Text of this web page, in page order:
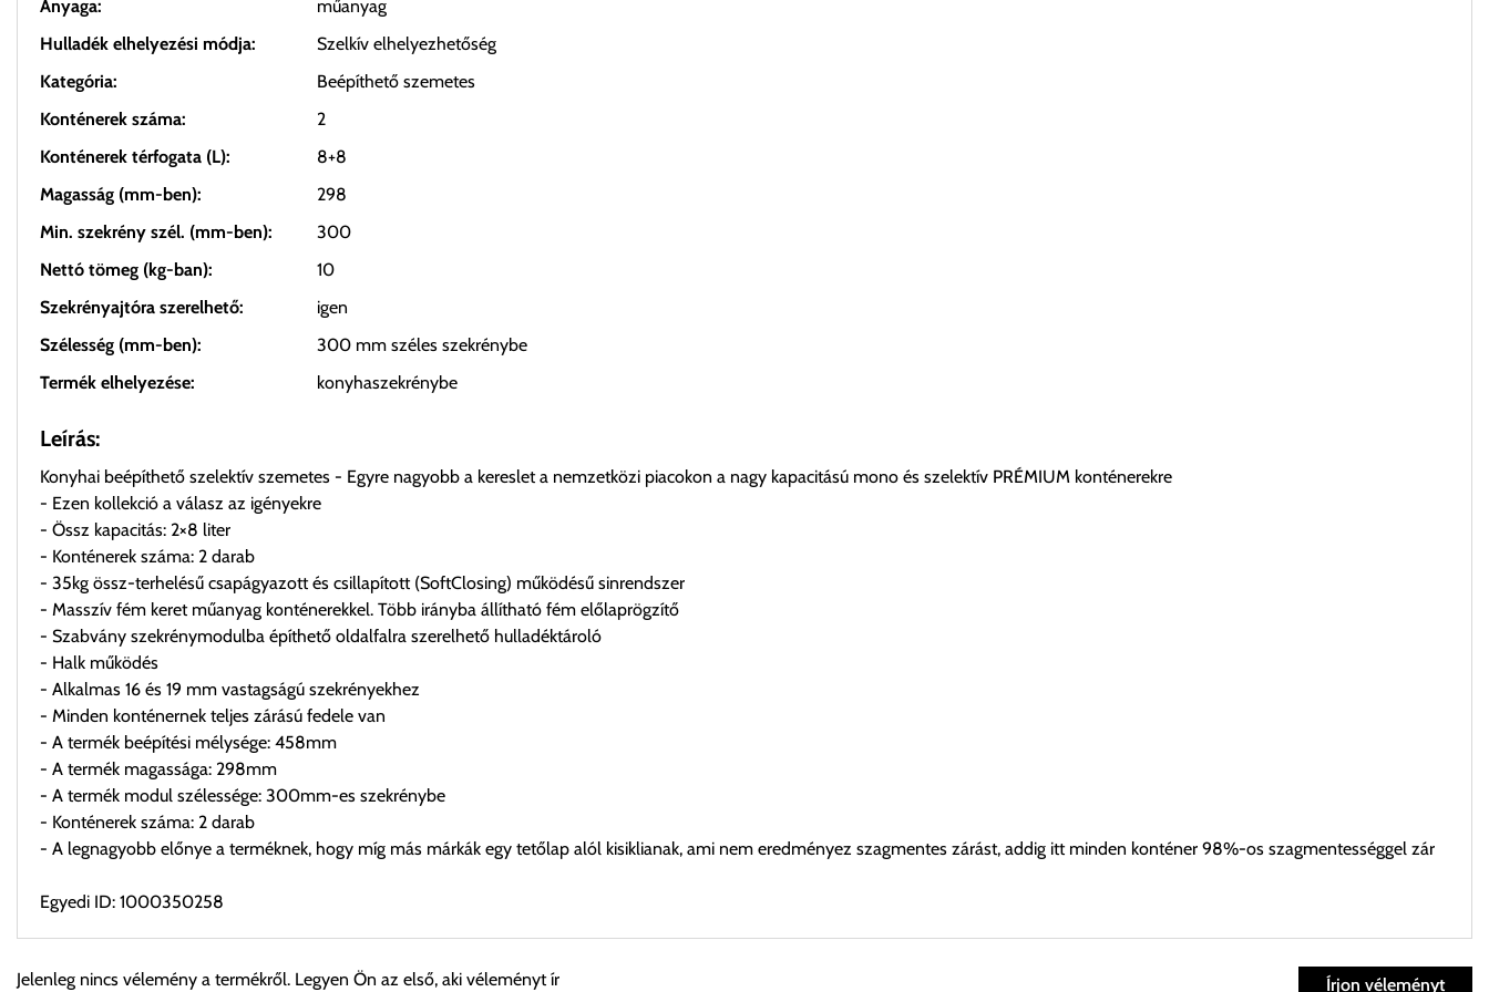
Anyaga:
műanyag
Hulladék elhelyezési módja:
Szelkív elhelyezhetőség
Kategória:
Beépíthető szemetes
Konténerek száma:
2
Konténerek térfogata (L):
8+8
Magasság (mm-ben):
298
Min. szekrény szél. (mm-ben):
300
Nettó tömeg (kg-ban):
10
Szekrényajtóra szerelhető:
igen
Szélesség (mm-ben):
300 mm széles szekrénybe
Termék elhelyezése:
konyhaszekrénybe
Leírás:
Konyhai beépíthető szelektív szemetes - Egyre nagyobb a kereslet a nemzetközi piacokon a nagy kapacitású mono és szelektív PRÉMIUM konténerekre
- Ezen kollekció a válasz az igényekre
- Össz kapacitás: 2×8 liter
- Konténerek száma: 2 darab
- 35kg össz-terhelésű csapágyazott és csillapított (SoftClosing) működésű sinrendszer
- Masszív fém keret műanyag konténerekkel. Több irányba állítható fém előlaprögzítő
- Szabvány szekrénymodulba építhető oldalfalra szerelhető hulladéktároló
- Halk működés
- Alkalmas 16 és 19 mm vastagságú szekrényekhez
- Minden konténernek teljes zárású fedele van
- A termék beépítési mélysége: 458mm
- A termék magassága: 298mm
- A termék modul szélessége: 300mm-es szekrénybe
- Konténerek száma: 2 darab
- A legnagyobb előnye a terméknek, hogy míg más márkák egy tetőlap alól kisiklianak, ami nem eredményez szagmentes zárást, addig itt minden konténer 98%-os szagmentességgel zár
Egyedi ID: 1000350258
Személyes átvétel:
Írjon véleményt
Jelenleg nincs vélemény a termékről. Legyen Ön az első, aki véleményt ír